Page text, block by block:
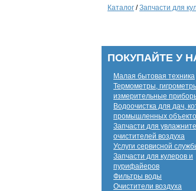
Каталог /Запчасти для
ПОКУПАЙТЕ У
Малая бытовая техника
Термометры,
измерительные
Водоочистка для дач,
промышленных
Запчасти для
очистителей воздуха
Услуги сервисной
Запчасти для кулеров и
пурифайеров
Фильтры воды
Очистители воздуха